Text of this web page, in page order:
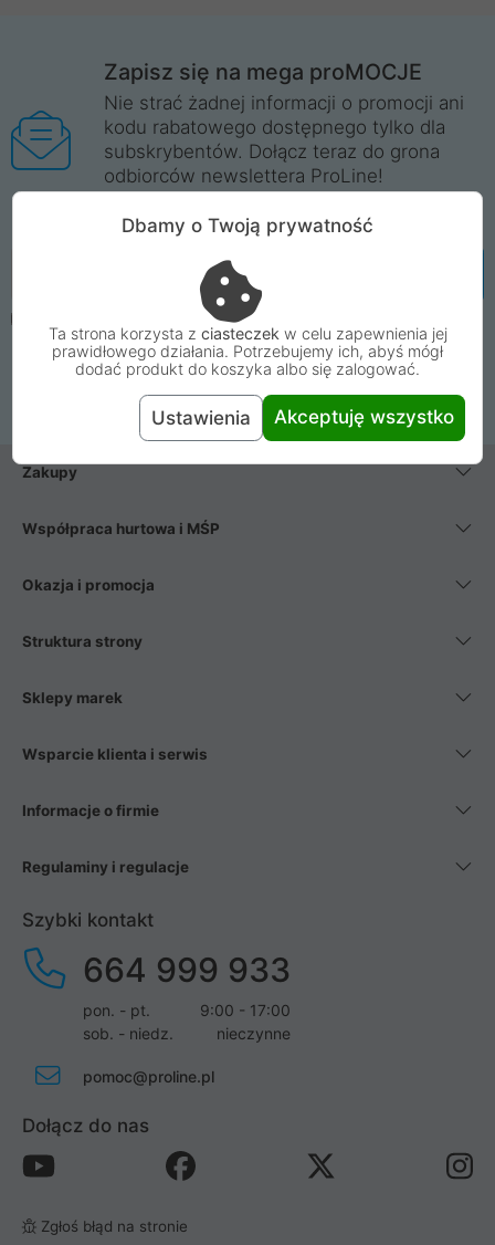
Zapisz się na mega proMOCJE
Nie strać żadnej informacji o promocji ani
kodu rabatowego dostępnego tylko dla
subskrybentów. Dołącz teraz do grona
odbiorców newslettera ProLine!
Oświadczam, że mam ukończone 16 lat. Wyrażam zgodę na
zapisanie mnie do Newslettera Proline i przetwarzanie mojego
adresu e-mail w celu wysyłki wiadomości. Zapoznałem się i
Zakupy
Współpraca hurtowa i MŚP
Okazja i promocja
Struktura strony
Sklepy marek
Wsparcie klienta i serwis
Informacje o firmie
Regulaminy i regulacje
Szybki kontakt
664 999 933
pon. - pt.
9:00 - 17:00
sob. - niedz.
nieczynne
pomoc@proline.pl
Dołącz do nas
Zgłoś błąd na stronie
Dbamy o Twoją prywatność
Ta strona korzysta z ciasteczek w celu zapewnienia jej
prawidłowego działania. Potrzebujemy ich, abyś mógł
dodać produkt do koszyka albo się zalogować.
Ustawienia Akceptuję wszystko